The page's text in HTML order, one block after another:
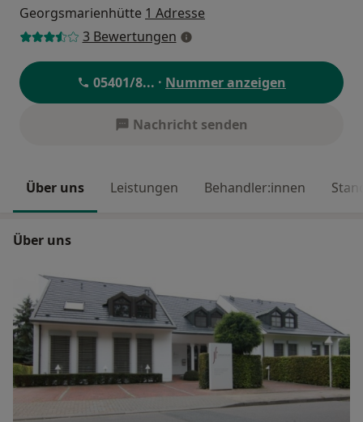
Georgsmarienhütte 1 Adresse
3 Bewertungen
05401/8... · Nummer anzeigen
Nachricht senden
Über uns Leistungen Behandler:innen
Über uns